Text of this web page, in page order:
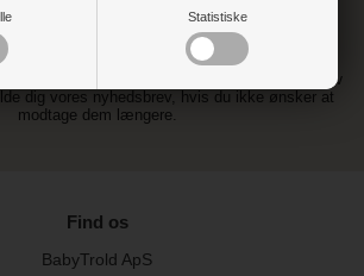
Statistiske
du vores persondatapolitik vedr. nyhedsbrev
dig vores nyhedsbrev, hvis du ikke ønsker at
modtage dem længere.
Find os
BabyTrold ApS